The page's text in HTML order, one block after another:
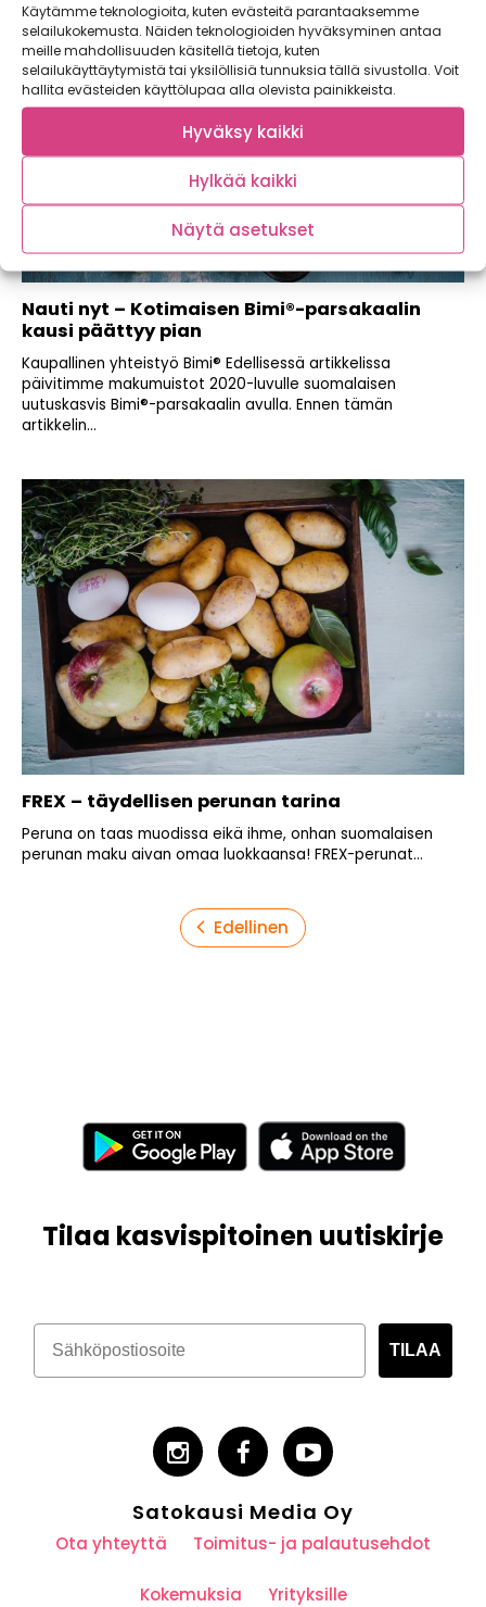
Käytämme teknologioita, kuten evästeitä parantaaksemme
selailukokemusta. Näiden teknologioiden hyväksyminen antaa
meille mahdollisuuden käsitellä tietoja, kuten
selailukäyttäytymistä tai yksilöllisiä tunnuksia tällä sivustolla. Voit
hallita evästeiden käyttölupaa alla olevista painikkeista.
Hyväksy kaikki
Hylkää kaikki
Näytä asetukset
Nauti nyt – Kotimaisen Bimi®-parsakaalin
kausi päättyy pian
Kaupallinen yhteistyö Bimi® Edellisessä artikkelissa
päivitimme makumuistot 2020-luvulle suomalaisen
uutuskasvis Bimi®-parsakaalin avulla. Ennen tämän
artikkelin...
FREX – täydellisen perunan tarina
Peruna on taas muodissa eikä ihme, onhan suomalaisen
perunan maku aivan omaa luokkaansa! FREX-perunat...
Edellinen
Tilaa kasvispitoinen uutiskirje
TILAA
Satokausi Media Oy
Ota yhteyttä Toimitus- ja palautusehdot
Kokemuksia Yrityksille